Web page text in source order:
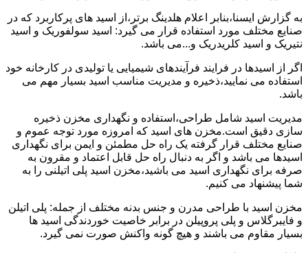
به گزارش ایسنا،بنابر اعلام هلدینگ برتر،از اسید های پرکاربرد که در
صنایع مختلف مورد استفاده قرار می گیرد: اسید سولفوریک و اسید
نتیریک و اسید کلریدریک و...می باشد.
اگر از اسیدها در فرایند فرآیندهای شیمیایی یا تولیدی در کارخانه خود
استفاده می نمایید،ذخیره و مدیریت مناسب اسید بسیار مهم می
باشد.
مدیریت اسید شامل طراحی،استفاده و نگهداری مخزن ذخیره
سازی دقیق است.مخزن های اسید که امروزه مورد توجه عموم و
صنایع مختلف قرار گرفته یک راه حل مطمئن و ایمن برای نگهداری
اسیدها می باشد و اگر به دنبال راه حل قابل اعتماد و مقرون به
صرفه برای نگهداری اسید می باشید،مخزن اسید پلی اتیلنی را به
شما پیشنهاد می کنیم.
مخزن اسید با طراحی مدرن و جنس بدنه مختلف از جمله: پلی اتیلن
و فایبرگلاس و پلی پروپیلن در برابر خاصیت خوردندگی اسید ها
بسیار مقاوم می باشند و هیچ گونه واکنش صورت نمی گیرد.